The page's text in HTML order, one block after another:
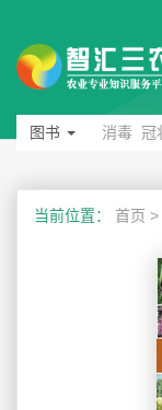
图书
当前位置： 首页 >